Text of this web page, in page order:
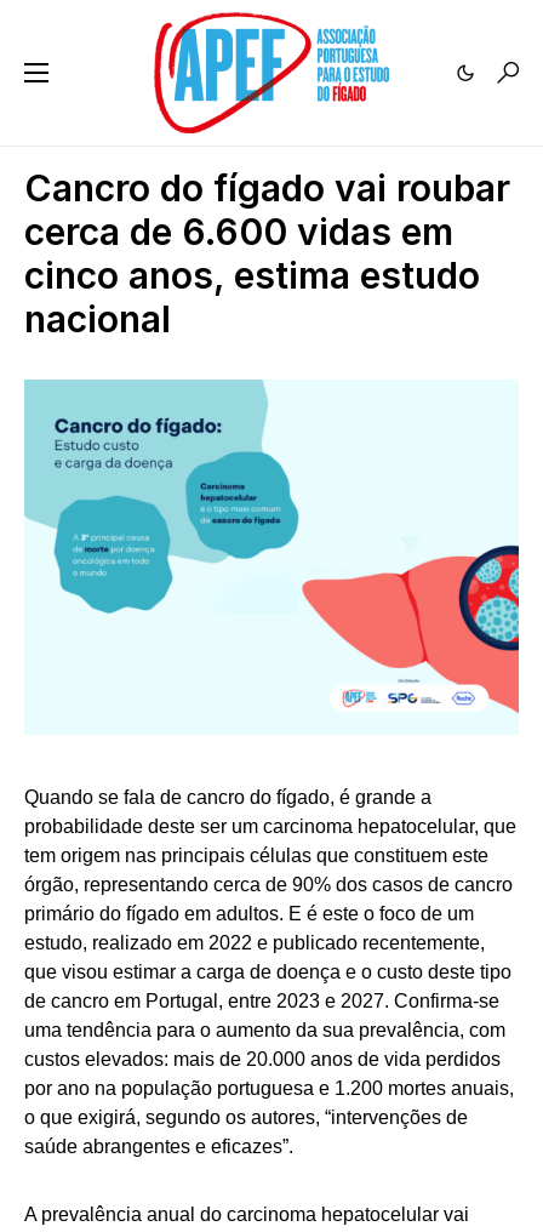
Cancro do fígado vai roubar
cerca de 6.600 vidas em
cinco anos, estima estudo
nacional
Quando se fala de cancro do fígado, é grande a
probabilidade deste ser um carcinoma hepatocelular, que
tem origem nas principais células que constituem este
órgão, representando cerca de 90% dos casos de cancro
primário do fígado em adultos. E é este o foco de um
estudo, realizado em 2022 e publicado recentemente,
que visou estimar a carga de doença e o custo deste tipo
de cancro em Portugal, entre 2023 e 2027. Confirma-se
uma tendência para o aumento da sua prevalência, com
custos elevados: mais de 20.000 anos de vida perdidos
por ano na população portuguesa e 1.200 mortes anuais,
o que exigirá, segundo os autores, “intervenções de
saúde abrangentes e eficazes”.
A prevalência anual do carcinoma hepatocelular vai